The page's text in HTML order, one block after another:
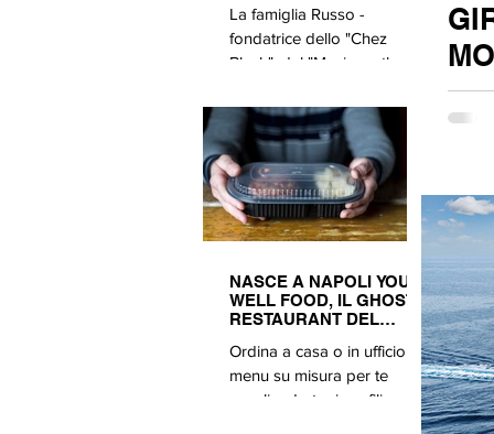
DUE
La famiglia Russo -
fondatrice dello "Chez
Black", del "Music on the
fatto da apripi
NASCE A NAPOLI YOUR
WELL FOOD, IL GHOST
RESTAURANT DEL
Ordina a casa o in ufficio il
menu su misura per te
scegliendo tra i profili
healthy, depurativo e fitness
E’ già